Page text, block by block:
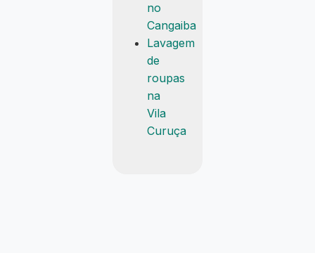
no
Cangaiba
Lavagem
de
roupas
na
Vila
Curuça